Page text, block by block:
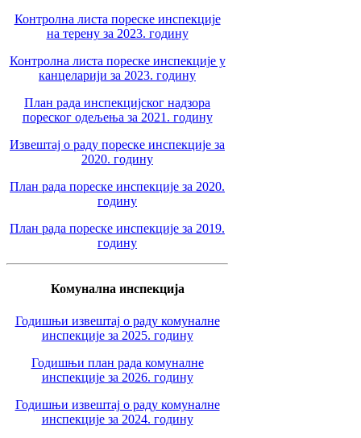
Контролна листа пореске инспекције
на терену за 2023. годину
Контролна листа пореске инспекције у
канцеларији за 2023. годину
План рада инспекцијског надзора
пореског одељења за 2021. годину
Извештај о раду пореске инспекције за
2020. годину
План рада пореске инспекције за 2020.
годину
План рада пореске инспекције за 2019.
годину
Комунална инспекција
Годишњи извештај о раду комуналне
инспекције за 2025. годину
Годишњи план рада комуналне
инспекције за 2026. годину
Годишњи извештај о раду комуналне
инспекције за 2024. годину